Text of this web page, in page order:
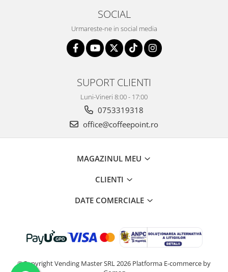
SOCIAL
Urmareste-ne in social media
SUPORT CLIENTI
Luni-Vineri 8:00 - 17:00
0753319318
office@coffeepoint.ro
MAGAZINUL MEU
CLIENTI
DATE COMERCIALE
©Copyright Vending Master SRL 2026 Platforma E-commerce by